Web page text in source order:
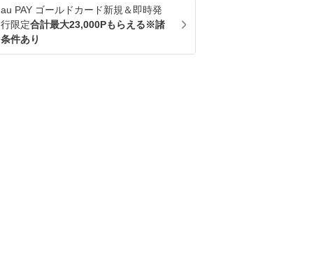
au PAY ゴールドカード新規＆即時発
行限定合計最大23,000Pもらえる※諸
条件あり